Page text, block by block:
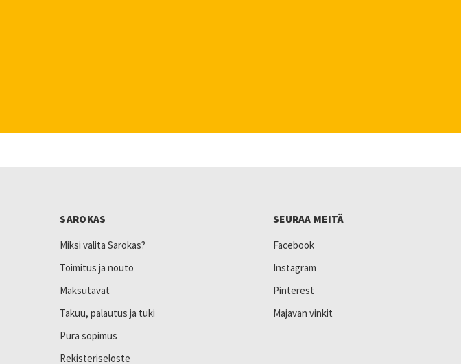
SAROKAS
Miksi valita Sarokas?
Toimitus ja nouto
Maksutavat
Takuu, palautus ja tuki
Pura sopimus
Rekisteriseloste
SEURAA MEITÄ
Facebook
Instagram
Pinterest
Majavan vinkit